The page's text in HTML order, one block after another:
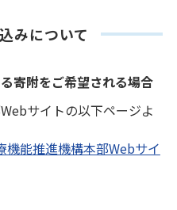
みについて
寄附をご希望される場合
サイトの以下ページよ
機能推進機構本部Webサイ